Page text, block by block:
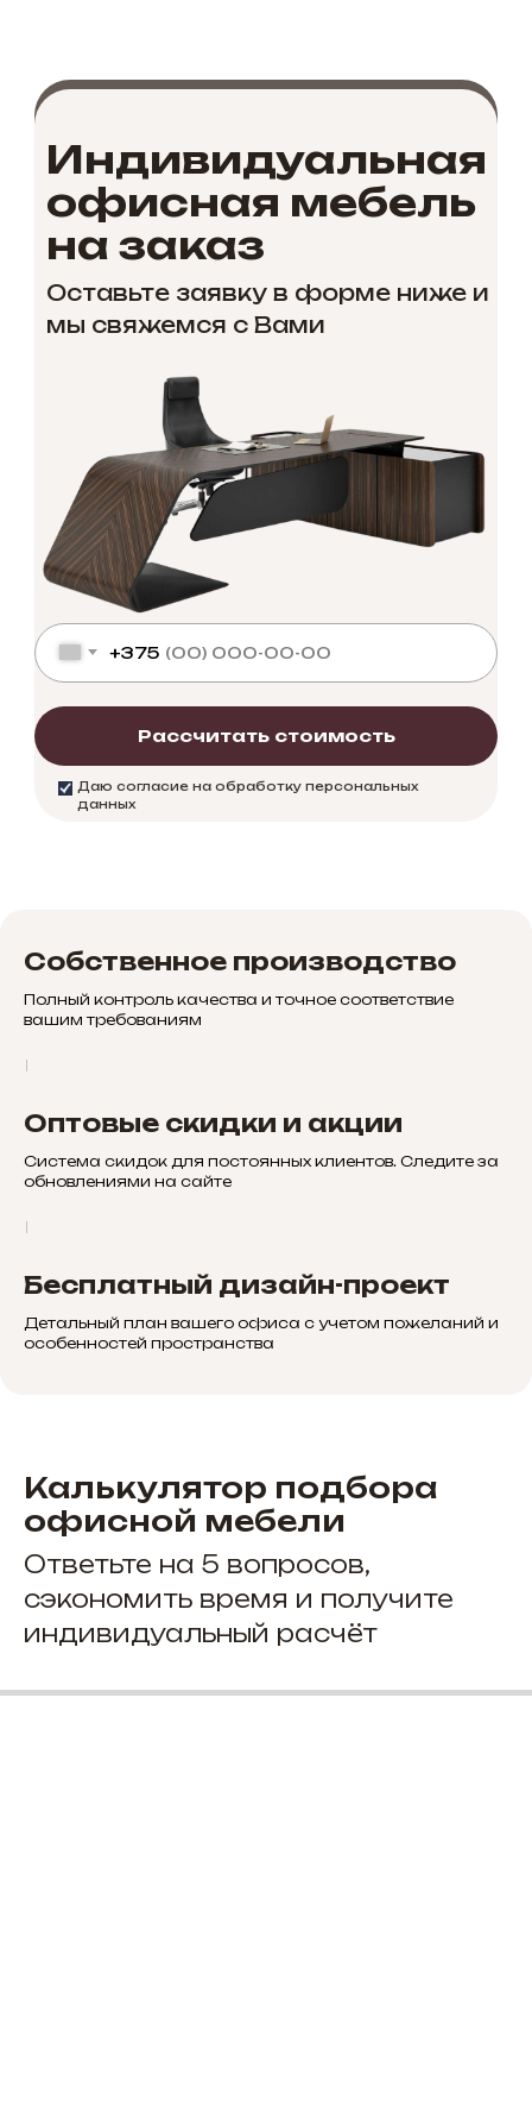
Оставьте заявку в форме ниже и
мы свяжемся с Вами
Даю согласие на обработку персональных
данных
+375
Рассчитать стоимость
Индивидуальная
офисная мебель
на заказ
Собственное производство
Полный контроль качества и точное соответствие
вашим требованиям
Оптовые скидки и акции
Система скидок для постоянных клиентов. Следите за
обновлениями на сайте
Бесплатный дизайн-проект
Детальный план вашего офиса с учетом пожеланий и
особенностей пространства
Калькулятор подбора
офисной мебели
Ответьте на 5 вопросов,
сэкономить время и получите
индивидуальный расчёт